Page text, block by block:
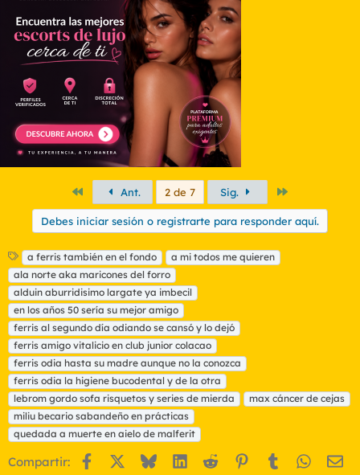
o
n
e
PrimeroAnt. 2 de 7 Sig.
Debes iniciar sesión o registrarte para responder aquí.
E
t
i
q
u
e
t
a
s
a ferris también en el fondo
a mi todos me quieren
ala norte aka maricones del forro
alduin aburridisimo largate ya imbecil
en los años 50 sería su mejor amigo
ferris al segundo día odiando se cansó y lo dejó
ferris amigo vitalicio en club junior colacao
ferris odia hasta su madre aunque no la conozca
ferris odia la higiene bucodental y de la otra
lebrom gordo sofa risquetos y series de mierda
max cáncer de cejas
miliu becario sabandeño en prácticas
quedada a muerte en aielo de malferit
Compartir: Facebook BlueskyLinkedIn
Reddit Pinterest
Tumblr